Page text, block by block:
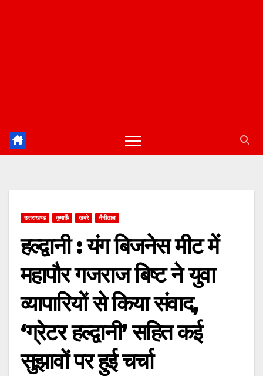
उत्तराखण्ड कुमाऊँ खबरे नैनीताल
हल्द्वानी : यंग बिजनेस मीट में
महापौर गजराज बिष्ट ने युवा
व्यापारियों से किया संवाद,
‘ग्रेटर हल्द्वानी’ सहित कई
सुझावों पर हुई चर्चा